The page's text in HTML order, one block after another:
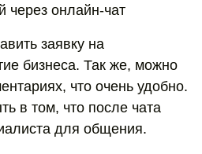
онлайн-чат
заявку на
бизнеса. Так же, можно
что очень удобно.
в том, что после чата
для общения.